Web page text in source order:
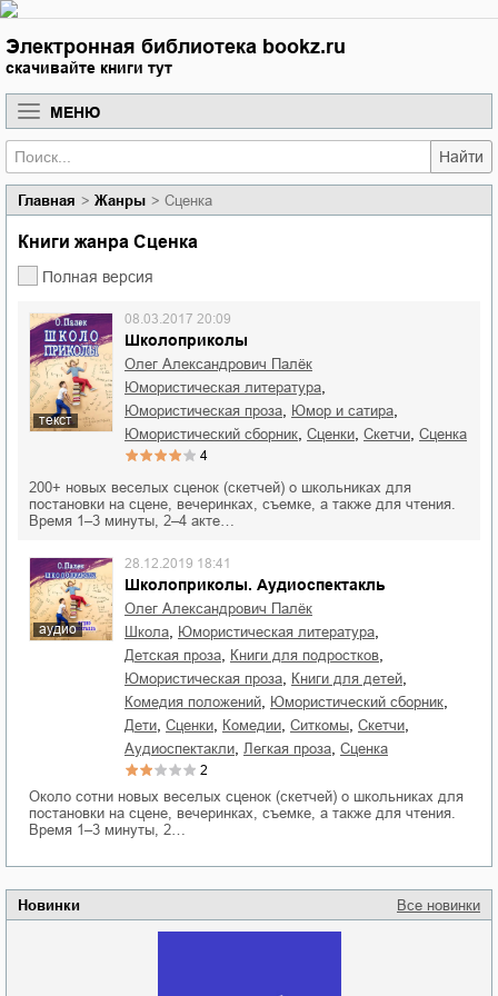
Электронная библиотека bookz.ru
скачивайте книги тут
МЕНЮ
Найти
Новинки Все новинки
Главная Жанры Сценка
Книги жанра Сценка
Полная версия
текст
Школоприколы
08.03.2017 20:09
Олег Александрович Палёк
юмористическая литература
юмористическая проза юмор и сатира
юмористический сборник сценки скетчи сценка
4
200+ новых веселых сценок (скетчей) о школьниках для
постановки на сцене, вечеринках, съемке, а также для чтения.
Время 1–3 минуты, 2–4 акте…
аудио
Школоприколы. Аудиоспектакль
28.12.2019 18:41
Олег Александрович Палёк
школа
юмористическая литература
детская проза книги для подростков
юмористическая проза книги для детей
комедия положений юмористический сборник
дети сценки комедии ситкомы скетчи
аудиоспектакли легкая проза сценка
2
Около сотни новых веселых сценок (скетчей) о школьниках для
постановки на сцене, вечеринках, съемке, а также для чтения.
Время 1–3 минуты, 2…